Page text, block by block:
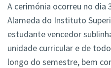
A cerimónia ocorreu no dia
Alameda do Instituto
estudante vencedor
unidade curricular e de
longo do semestre, bem